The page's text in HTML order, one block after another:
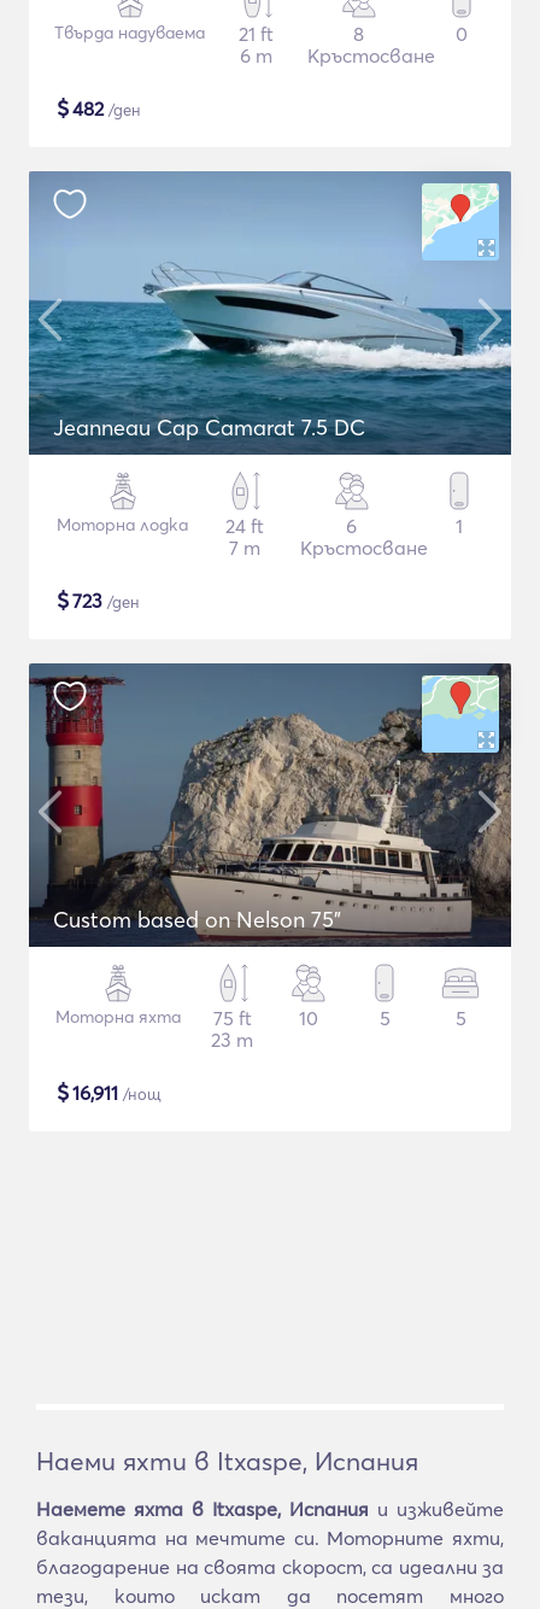
Твърда надуваема
21 ft
6 m
8
Кръстосване
0
$482/ден
Jeanneau Cap Camarat 7.5 DC
Моторна лодка
24 ft
7 m
6
Кръстосване
1
$723 /ден
Custom based on Nelson 75"
Моторна яхта
75 ft
23 m
10 5 5
$16,911 /нощ
Наеми яхти в Itxaspe, Испания
Наемете яхта в Itxaspe, Испания и изживейте
ваканцията на мечтите си. Моторните яхти,
благодарение на своята скорост, са идеални за
тези, които искат да посетят много